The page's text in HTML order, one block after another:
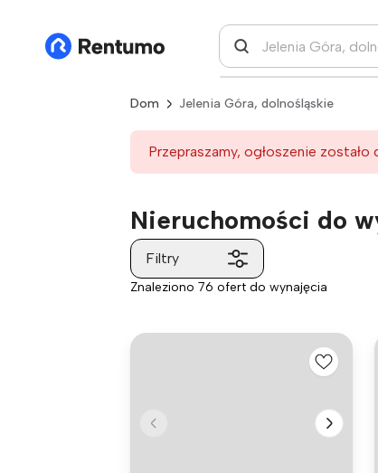
Dom Jelenia Góra, dolnośląskie
Przepraszamy, ogłoszenie
Nieruchomości do
Filtry
Znaleziono 76 ofert do wynajęcia